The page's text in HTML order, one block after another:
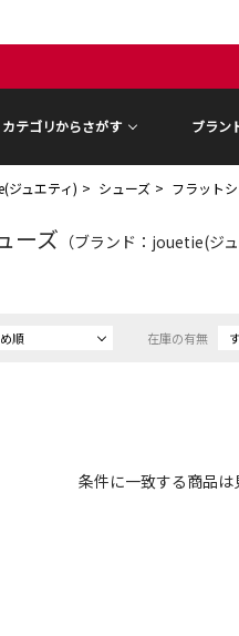
カテゴリからさがす ブラン
ジュエティ) シューズ フラット
ーズ （ブランド：jouetie(ジ
順 在庫の有無
条件に一致する商品は